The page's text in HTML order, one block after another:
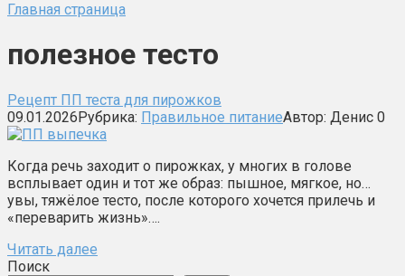
Главная страница
полезное тесто
Рецепт ПП теста для пирожков
09.01.2026Рубрика: Правильное питаниеАвтор: Денис 0
Когда речь заходит о пирожках, у многих в голове
всплывает один и тот же образ: пышное, мягкое, но…
увы, тяжёлое тесто, после которого хочется прилечь и
«переварить жизнь»….
Читать далее
Поиск